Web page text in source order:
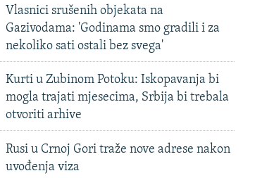
Vlasnici srušenih objekata na
Gazivodama: 'Godinama smo gradili i za
nekoliko sati ostali bez svega'
Kurti u Zubinom Potoku: Iskopavanja bi
mogla trajati mjesecima, Srbija bi trebala
otvoriti arhive
Rusi u Crnoj Gori traže nove adrese nakon
uvođenja viza